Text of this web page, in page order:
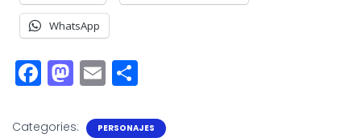
WhatsApp
F
a
c
M
a
st
E
m
ai a
Categories: PERSONAJES